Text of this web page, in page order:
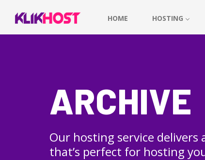
HOME HOSTING
ARCHIVE
Our hosting service
that’s perfect for hosting